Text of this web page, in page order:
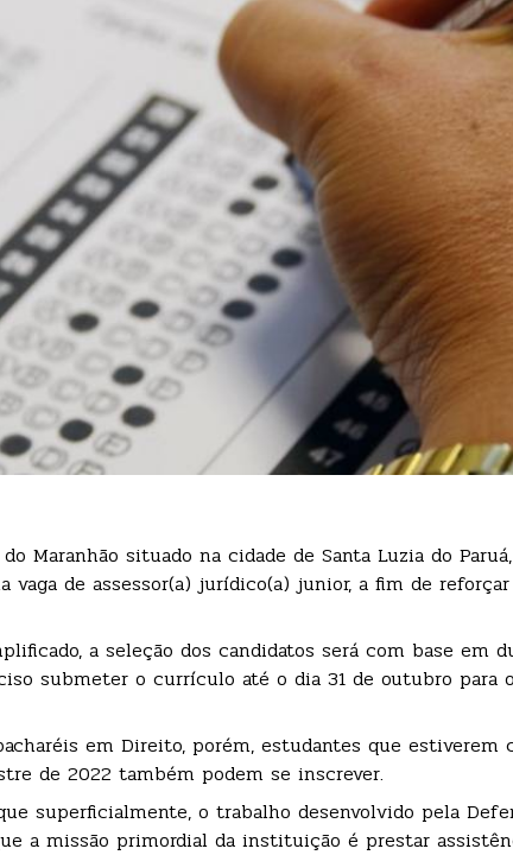
Maranhão situado na cidade de Santa Luzia do
vaga de assessor(a) jurídico(a) junior, a fim de
a seleção dos candidatos será com base em
submeter o currículo até o dia 31 de outubro para
em Direito, porém, estudantes que
de 2022 também podem se inscrever.
superficialmente, o trabalho desenvolvido pela
a missão primordial da instituição é prestar